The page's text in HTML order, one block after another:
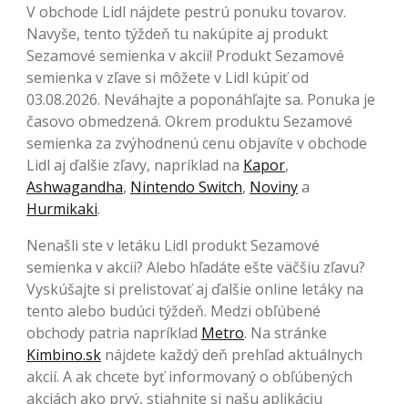
V obchode Lidl nájdete pestrú ponuku tovarov.
Navyše, tento týždeň tu nakúpite aj produkt
Sezamové semienka v akcii! Produkt Sezamové
semienka v zľave si môžete v Lidl kúpiť od
03.08.2026. Neváhajte a poponáhľajte sa. Ponuka je
časovo obmedzená. Okrem produktu Sezamové
semienka za zvýhodnenú cenu objavíte v obchode
Lidl aj ďalšie zľavy, napríklad na Kapor,
Ashwagandha, Nintendo Switch, Novinya
Hurmikaki.
Nenašli ste v letáku Lidl produkt Sezamové
semienka v akcii? Alebo hľadáte ešte väčšiu zľavu?
Vyskúšajte si prelistovať aj ďalšie online letáky na
tento alebo budúci týždeň. Medzi obľúbené
obchody patria napríklad Metro. Na stránke
Kimbino.sk nájdete každý deň prehľad aktuálnych
akcií. A ak chcete byť informovaný o obľúbených
akciách ako prvý, stiahnite si našu aplikáciu